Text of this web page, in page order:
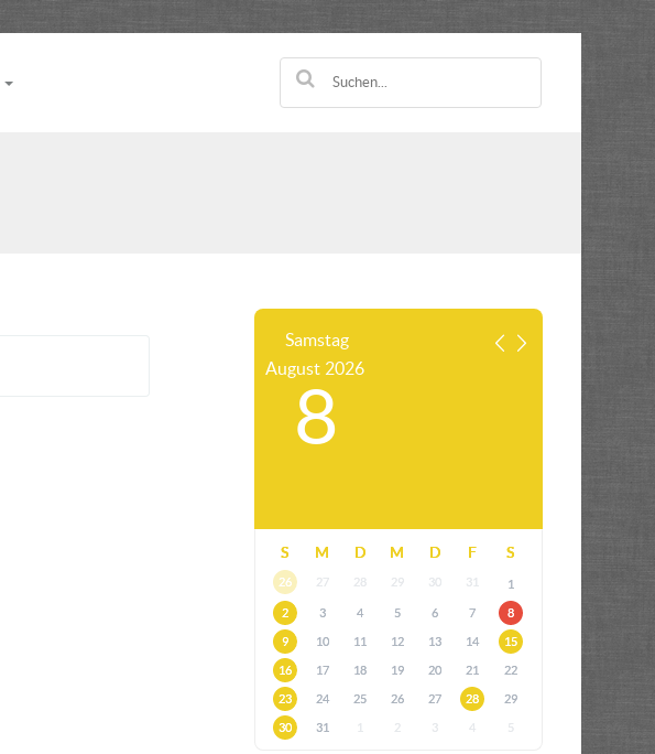
Samstag
August 2026
8
S M D M D F S
26 27 28 29 30 31 1
2 3 4 5 6 7 8
9 10 11 12 13 14 15
16 17 18 19 20 21 22
23 24 25 26 27 28 29
30 31 1 2 3 4 5